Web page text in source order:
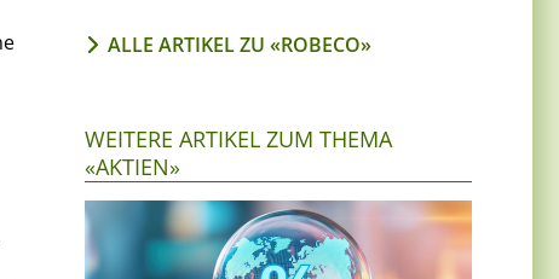
ALLE ARTIKEL ZU «ROBECO»
WEITERE ARTIKEL ZUM THEMA
«AKTIEN»